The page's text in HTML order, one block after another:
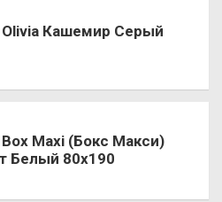
Olivia Кашемир Серый
Maxi (Бокс Макси)
Белый 80х190